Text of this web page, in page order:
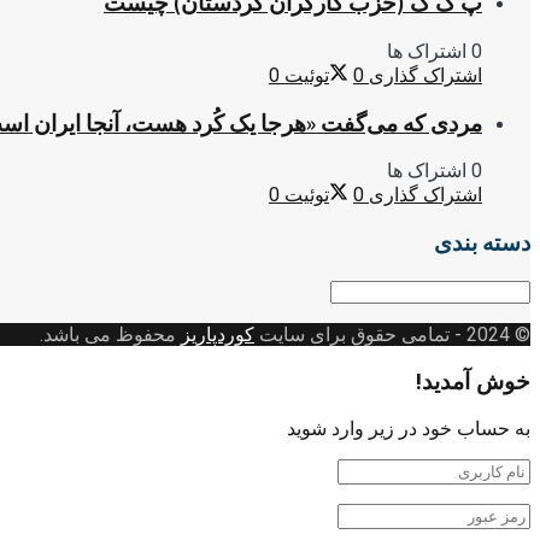
0 اشتراک ها
اشتراک گذاری 0 توئیت 0
مردی که می‌گفت «هرجا یک کُرد هست، آنجا ایران
0 اشتراک ها
اشتراک گذاری 0 توئیت 0
دسته بندی
دسته
© 2024
- تمامی حقوق برای سایت کوردپاریز محفوظ می باشد.
خوش آمدید!
به حساب خود در زیر وارد شوید